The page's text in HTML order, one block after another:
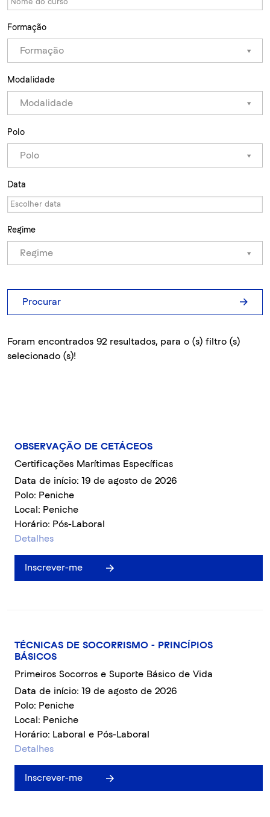
Formação
Formação
Modalidade
Modalidade
Polo
Polo
Data
Regime
Regime
Foram encontrados 92 resultados, para o (s) filtro (s)
selecionado (s)!
Procurar
OBSERVAÇÃO DE CETÁCEOS
Certificações Marítimas Específicas
Data de início: 19 de agosto de 2026
Polo: Peniche
Local: Peniche
Horário: Pós-Laboral
Detalhes
Inscrever-me
TÉCNICAS DE SOCORRISMO - PRINCÍPIOS
BÁSICOS
Primeiros Socorros e Suporte Básico de Vida
Data de início: 19 de agosto de 2026
Polo: Peniche
Local: Peniche
Horário: Laboral e Pós-Laboral
Detalhes
Inscrever-me